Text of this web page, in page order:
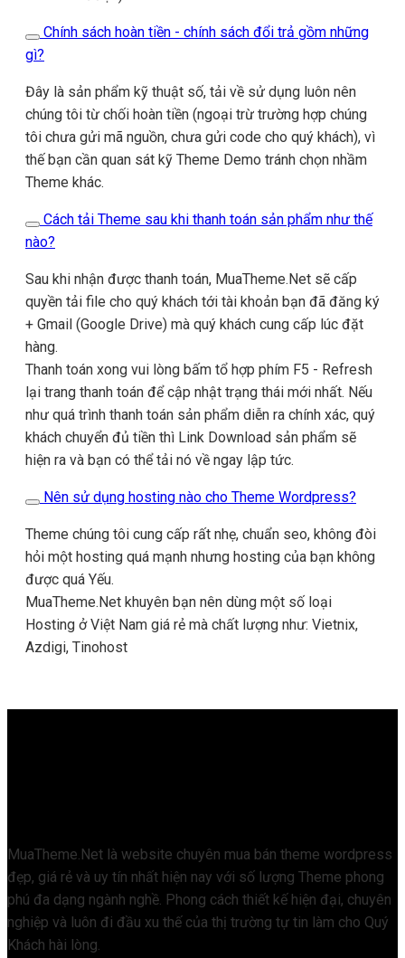
Chính sách hoàn tiền - chính sách đổi trả gồm những
gì?
Đây là sản phẩm kỹ thuật số, tải về sử dụng luôn nên
chúng tôi từ chối hoàn tiền (ngoại trừ trường hợp chúng
tôi chưa gửi mã nguồn, chưa gửi code cho quý khách), vì
thế bạn cần quan sát kỹ Theme Demo tránh chọn nhầm
Theme khác.
Cách tải Theme sau khi thanh toán sản phẩm như thế
nào?
Sau khi nhận được thanh toán, MuaTheme.Net sẽ cấp
quyền tải file cho quý khách tới tài khoản bạn đã đăng ký
+ Gmail (Google Drive) mà quý khách cung cấp lúc đặt
hàng.
Thanh toán xong vui lòng bấm tổ hợp phím F5 - Refresh
lại trang thanh toán để cập nhật trạng thái mới nhất. Nếu
như quá trình thanh toán sản phẩm diễn ra chính xác, quý
khách chuyển đủ tiền thì Link Download sản phẩm sẽ
hiện ra và bạn có thể tải nó về ngay lập tức.
Nên sử dụng hosting nào cho Theme Wordpress?
Theme chúng tôi cung cấp rất nhẹ, chuẩn seo, không đòi
hỏi một hosting quá mạnh nhưng hosting của bạn không
được quá Yếu.
MuaTheme.Net khuyên bạn nên dùng một số loại
Hosting ở Việt Nam giá rẻ mà chất lượng như: Vietnix,
Azdigi, Tinohost
MuaTheme.Net là website chuyên mua bán theme wordpress
đẹp, giá rẻ và uy tín nhất hiện nay với số lượng Theme phong
phú đa dạng ngành nghề. Phong cách thiết kế hiện đại, chuyên
nghiệp và luôn đi đầu xu thế của thị trường tự tin làm cho Quý
Khách hài lòng.